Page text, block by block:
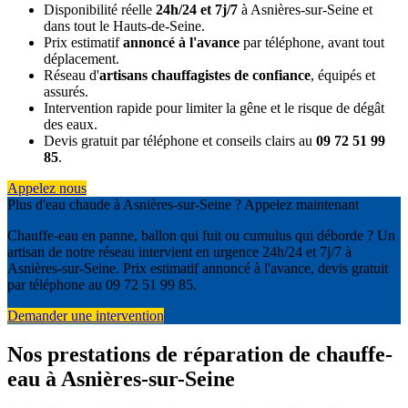
Disponibilité réelle 24h/24 et 7j/7 à Asnières-sur-Seine et
dans tout le Hauts-de-Seine.
Prix estimatifannoncé à l'avance par téléphone, avant tout
déplacement.
Réseau d'artisans chauffagistes de confiance, équipés et
assurés.
Intervention rapide pour limiter la gêne et le risque de dégât
des eaux.
Devis gratuit par téléphone et conseils clairs au 09 72 51 99
85.
Appelez nous
Plus d'eau chaude à Asnières-sur-Seine ? Appelez maintenant
Chauffe-eau en panne, ballon qui fuit ou cumulus qui déborde ? Un
artisan de notre réseau intervient en urgence 24h/24 et 7j/7 à
Asnières-sur-Seine. Prix estimatif annoncé à l'avance, devis gratuit
par téléphone au 09 72 51 99 85.
Demander une intervention
Nos prestations de réparation de chauffe-
eau à Asnières-sur-Seine